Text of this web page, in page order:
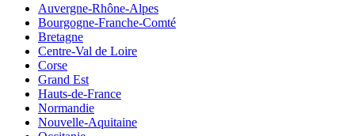
Auvergne-Rhône-Alpes
Bourgogne-Franche-Comté
Bretagne
Centre-Val de Loire
Corse
Grand Est
Hauts-de-France
Normandie
Nouvelle-Aquitaine